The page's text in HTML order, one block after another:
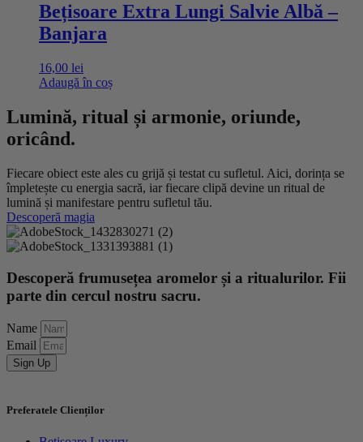
Bețisoare Extra Lungi Salvie Albă –
Banjara
16,00 lei
Adaugă în coș
Lumină, ritual și armonie, oriunde,
oricând.
Fiecare obiect este ales cu grijă și testat cu sufletul. Aici, dorința se
împletește cu energia sacră, iar fiecare clipă devine un ritual de
lumină și manifestare pentru sufletul tău.
Descoperă magia
Descoperă frumusețea aromelor și a ritualurilor. Fii
parte din cercul nostru sacru.
Name
Email
Sign Up
Preferatele Clienților